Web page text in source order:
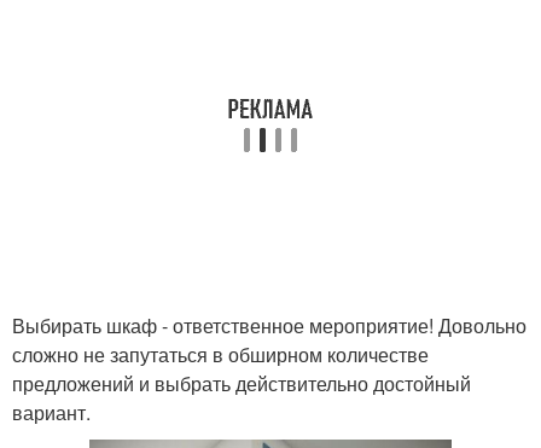
Выбирать шкаф - ответственное мероприятие! Довольно
сложно не запутаться в обширном количестве
предложений и выбрать действительно достойный
вариант.